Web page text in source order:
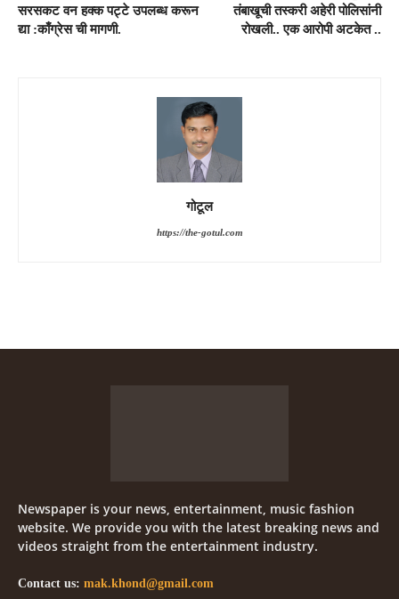
सरसकट वन हक्क पट्टे उपलब्ध करून
द्या :काँग्रेस ची मागणी.
तंबाखूची तस्करी अहेरी पोलिसांनी
रोखली.. एक आरोपी अटकेत ..
गोटूल
https://the-gotul.com
Newspaper is your news, entertainment, music fashion
website. We provide you with the latest breaking news and
videos straight from the entertainment industry.
Contact us: mak.khond@gmail.com